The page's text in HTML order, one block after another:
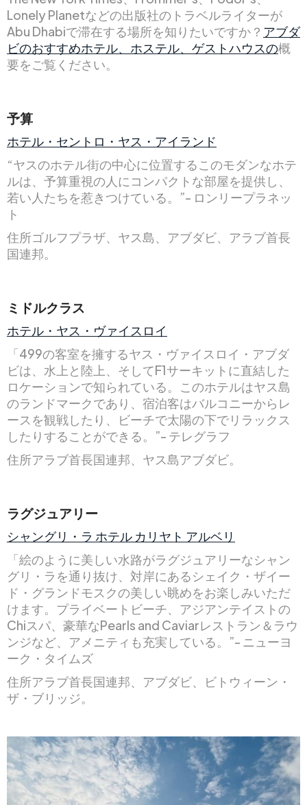
Lonely Planetなどの出版社のトラベルライターが
Abu Dhabiで滞在する場所を知りたいですか？ アブダ
ビのおすすめホテル、ホステル、ゲストハウスの概
要をご覧ください。
予算
ホテル・セントロ・ヤス・アイランド
“ヤスのホテル街の中心に位置するこのモダンなホテ
ルは、予算重視の人にコンパクトな部屋を提供し、
若い人たちを惹きつけている。”- ロンリープラネッ
ト
住所ゴルフプラザ、ヤス島、アブダビ、アラブ首長
国連邦。
ミドルクラス
ホテル・ヤス・ヴァイスロイ
「499の客室を擁するヤス・ヴァイスロイ・アブダ
ビは、水上と陸上、そしてF1サーキットに直結した
ロケーションで知られている。このホテルはヤス島
のランドマークであり、宿泊客はバルコニーからレ
ースを観戦したり、ビーチで太陽の下でリラックス
したりすることができる。”- テレグラフ
住所アラブ首長国連邦、ヤス島アブダビ。
ラグジュアリー
シャングリ・ラ ホテル カリヤト アルベリ
「絵のように美しい水路がラグジュアリーなシャン
グリ・ラを通り抜け、対岸にあるシェイク・ザイー
ド・グランドモスクの美しい眺めをお楽しみいただ
けます。プライベートビーチ、アジアンテイストの
Chiスパ、豪華なPearls and Caviarレストラン＆ラウ
ンジなど、アメニティも充実している。”- ニューヨ
ーク・タイムズ
住所アラブ首長国連邦、アブダビ、ビトウィーン・
ザ・ブリッジ。